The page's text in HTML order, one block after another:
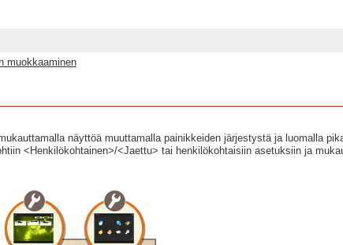
muokkaaminen
näyttöä muuttamalla painikkeiden järjestystä ja luomalla
<Henkilökohtainen>/<Jaettu> tai henkilökohtaisiin asetuksiin ja